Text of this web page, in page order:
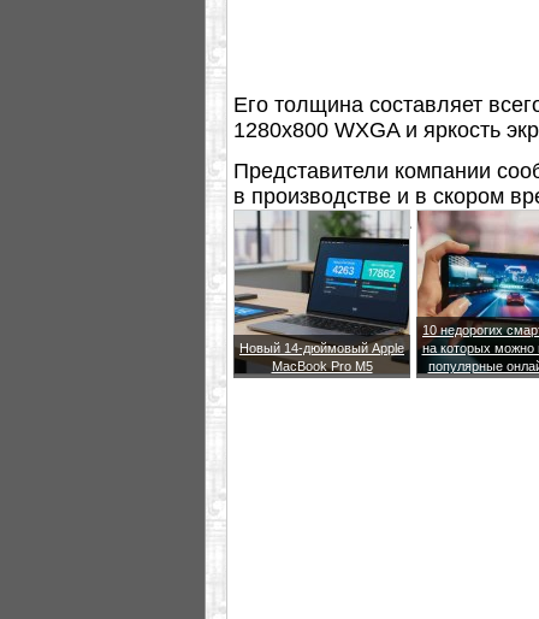
Его толщина составляет
1280x800 WXGA и яркость
Представители компании
в производстве и в скором
тонких ноутбуков.
Новый 14-дюймовый Apple
MacBook Pro M5
10 недорогих
на которых можно
популярные